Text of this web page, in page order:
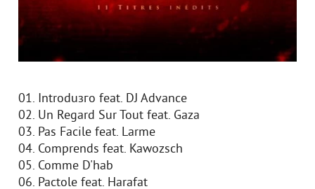
01. Introduзгo feat. DJ Advance
02. Un Regard Sur Tout feat. Gaza
03. Pas Facile feat. Larme
04. Comprends feat. Kawozsch
05. Comme D'hab
06. Pactole feat. Harafat